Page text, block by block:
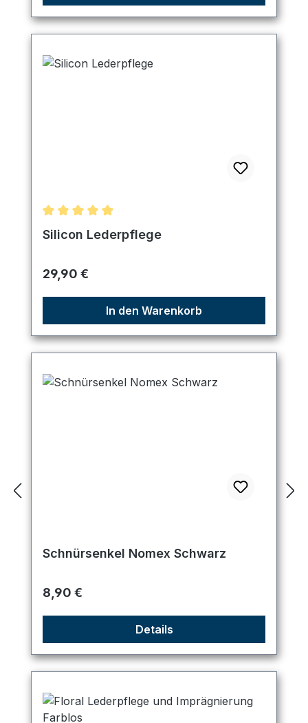
Durchschnittliche Bewertung von 5 von 5 Sternen
Silicon Lederpflege
Regulärer Preis:
29,90 €
In den Warenkorb
Schnürsenkel Nomex Schwarz
Regulärer Preis:
8,90 €
Details